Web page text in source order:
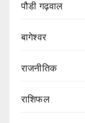
पौडी गढ़वाल
बागेश्वर
राजनीतिक
राशिफल